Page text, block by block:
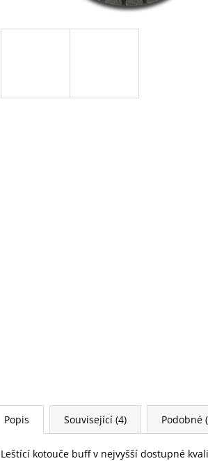
Popis Související (4) Podobné
Leštící kotouče buff v nejvyšší dostupné